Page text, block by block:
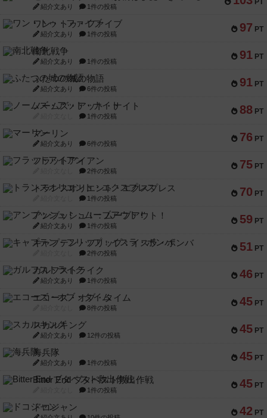
PT
紹介文あり 1件の投稿
97 PT
ワン・トゥ・ファイブ
紹介文あり 1件の投稿
91 PT
南北戦争
紹介文あり 1件の投稿
91 PT
ふたつの城の物語
紹介文あり 6件の投稿
88 PT
ノームズ・アット・ナイト
1件の投稿
76 PT
マーリン
紹介文あり 6件の投稿
75 PT
フラットアイアン
2件の投稿
70 PT
トランスオリエント・エクスプレス
1件の投稿
59 PT
アンブッシュ！：ムーブアウト！
紹介文あり 1件の投稿
51 PT
キャプテン・フリップ：イスラ・ボンバ
2件の投稿
46 PT
ガルフストライク
紹介文あり 1件の投稿
45 PT
エコーズ・オブ・タイム
8件の投稿
45 PT
スカルキング
紹介文あり 12件の投稿
45 PT
海兵隊
紹介文あり 1件の投稿
45 PT
Bitter End ブタペスト救出作戦
1件の投稿
42 PT
ドコジャン